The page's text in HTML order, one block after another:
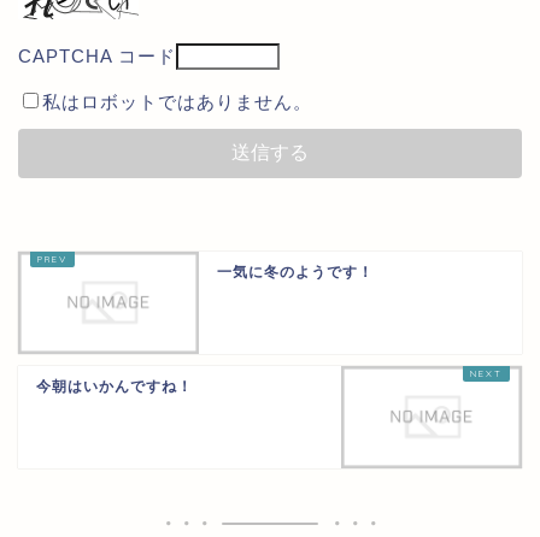
CAPTCHA コード
私はロボットではありません。
一気に冬のようです！
今朝はいかんですね！